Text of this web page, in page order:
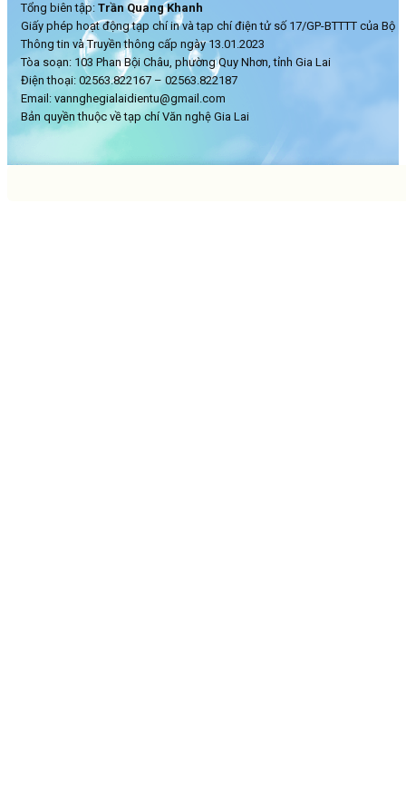
Tổng biên tập: Trần Quang Khanh
Giấy phép hoạt động tạp chí in và tạp chí điện tử số 17/GP-BTTTT của Bộ
Thông tin và Truyền thông cấp ngày 13.01.2023
Tòa soạn: 103 Phan Bội Châu, phường Quy Nhơn, tỉnh Gia Lai
Điện thoại: 02563.822167 – 02563.822187
Email: vannghegialaidientu@gmail.com
Bản quyền thuộc về tạp chí Văn nghệ Gia Lai